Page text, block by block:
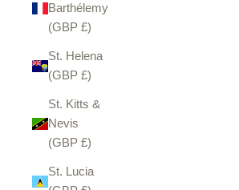
Barthélemy
(GBP £)
St. Helena
(GBP £)
St. Kitts &
Nevis
(GBP £)
St. Lucia